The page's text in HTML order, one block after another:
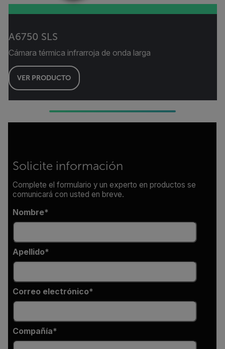
A6750 SLS
Cámara térmica infrarroja de onda larga
VER PRODUCTO
Solicite información
Complete el formulario y un experto en productos se
comunicará con usted en breve.
Nombre
Apellido
Correo electrónico
Compañía